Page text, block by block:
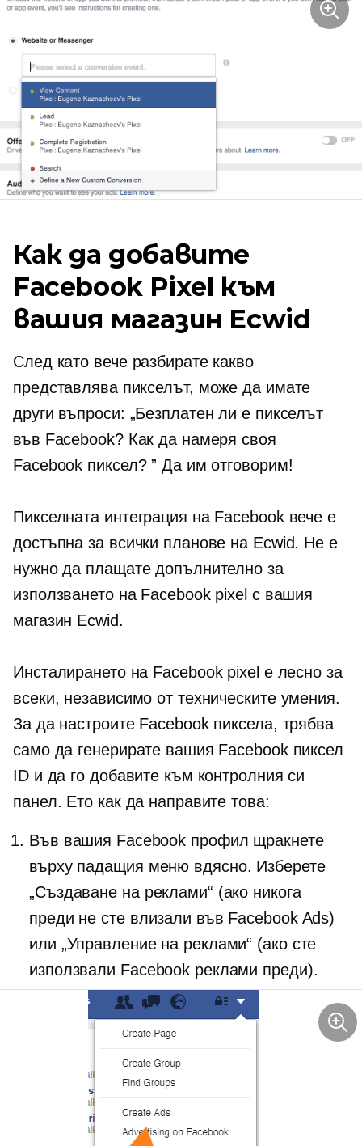
Как да добавите
Facebook Pixel към
вашия магазин Ecwid
След като вече разбирате какво
представлява пикселът, може да имате
други въпроси: „Безплатен ли е пикселът
във Facebook? Как да намеря своя
Facebook пиксел? ” Да им отговорим!
Пикселната интеграция на Facebook вече е
достъпна за всички планове на Ecwid. Не е
нужно да плащате допълнително за
използването на Facebook pixel с вашия
магазин Ecwid.
Инсталирането на Facebook pixel е лесно за
всеки, независимо от техническите умения.
За да настроите Facebook пиксела, трябва
само да генерирате вашия Facebook пиксел
ID и да го добавите към контролния си
панел. Ето как да направите това:
Във вашия Facebook профил щракнете
върху падащия меню вдясно. Изберете
„Създаване на реклами“ (ако никога
преди не сте влизали във Facebook Ads)
или „Управление на реклами“ (ако сте
използвали Facebook реклами преди).